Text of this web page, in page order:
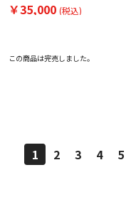
￥35,000 (税込)
この商品は完売しました。
1 2 3 4 5